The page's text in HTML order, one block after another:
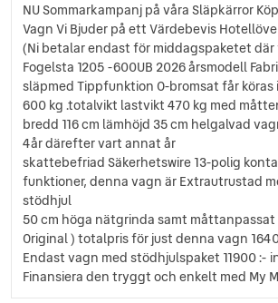
NU Sommarkampanj på våra Släpkärror
Vagn Vi Bjuder på ett Värdebevis
(Ni betalar endast för middagspaketet där
Fogelsta 1205 -600UB 2026 årsmodell
släpmed Tippfunktion O-bromsat får köras
600 kg .totalvikt lastvikt 470 kg med
bredd 116 cm lämhöjd 35 cm helgalvad
4år därefter vart annat år
skattebefriad Säkerhetswire 13-polig
funktioner, denna vagn är Extrautrustad
stödhjul
50 cm höga nätgrinda samt måttanpassat
Original ) totalpris för just denna vagn
Endast vagn med stödhjulspaket 11900 :-
Finansiera den tryggt och enkelt med My